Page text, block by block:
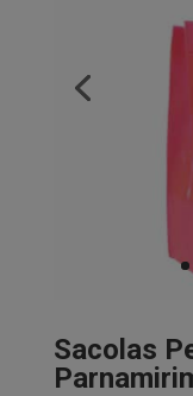
Sacolas